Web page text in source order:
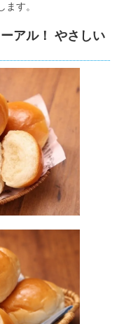
す。
アル！ やさしい